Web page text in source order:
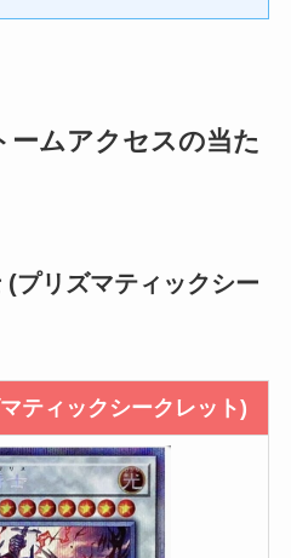
ームアクセスの当た
プリズマティックシー
ティックシークレット)